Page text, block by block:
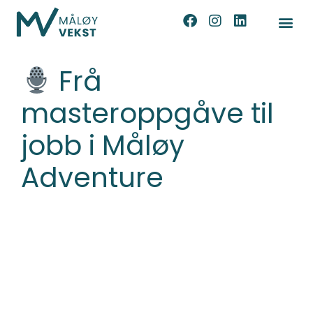
Frå
masteroppgåve til
jobb i Måløy
Adventure